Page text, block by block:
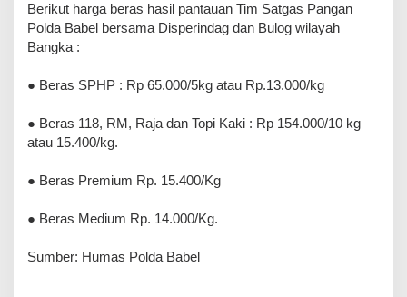
Berikut harga beras hasil pantauan Tim Satgas Pangan
Polda Babel bersama Disperindag dan Bulog wilayah
Bangka :
● Beras SPHP : Rp 65.000/5kg atau Rp.13.000/kg
● Beras 118, RM, Raja dan Topi Kaki : Rp 154.000/10 kg
atau 15.400/kg.
● Beras Premium Rp. 15.400/Kg
● Beras Medium Rp. 14.000/Kg.
Sumber: Humas Polda Babel